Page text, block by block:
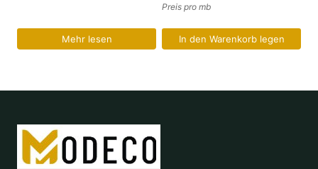
Mehr lesen
Preis pro mb
In den Warenkorb legen